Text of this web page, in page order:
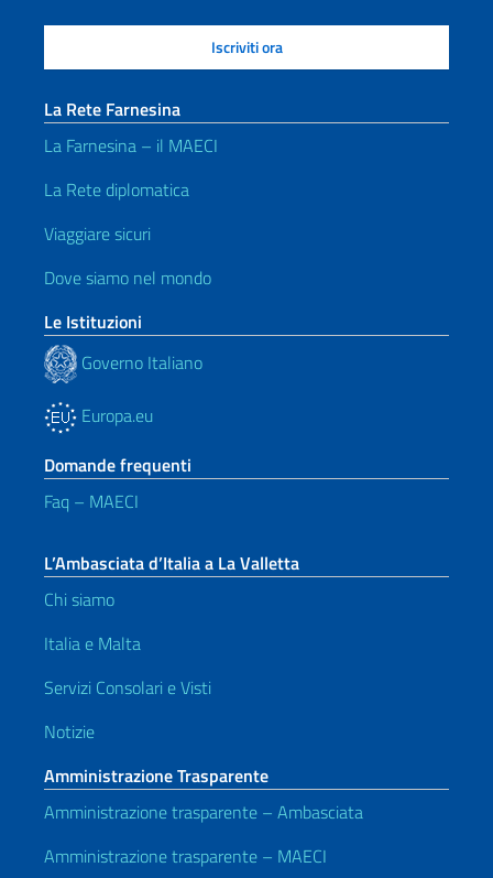
La Rete Farnesina
La Farnesina – il MAECI
La Rete diplomatica
Viaggiare sicuri
Dove siamo nel mondo
Le Istituzioni
Governo Italiano
Europa.eu
Domande frequenti
Faq – MAECI
L’Ambasciata d’Italia a La Valletta
Chi siamo
Italia e Malta
Servizi Consolari e Visti
Notizie
Amministrazione Trasparente
Amministrazione trasparente – Ambasciata
Amministrazione trasparente – MAECI